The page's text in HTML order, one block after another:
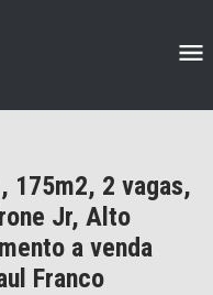
175m2, 2 vagas,
Jr, Alto
a venda
Franco